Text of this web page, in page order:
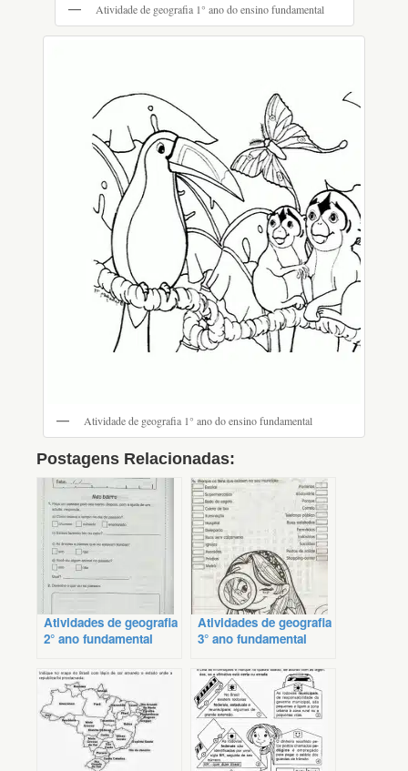
Atividade de geografia 1° ano do ensino fundamental
Atividade de geografia 1° ano do ensino fundamental
Postagens Relacionadas:
Atividades de geografia
2° ano fundamental
Atividades de geografia
3° ano fundamental